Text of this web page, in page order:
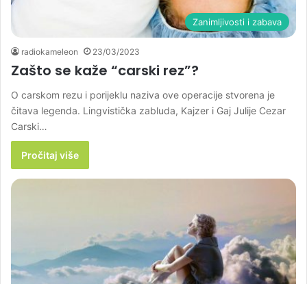
Zanimljivosti i zabava
radiokameleon 23/03/2023
Zašto se kaže “carski rez”?
O carskom rezu i porijeklu naziva ove operacije stvorena je
čitava legenda. Lingvistička zabluda, Kajzer i Gaj Julije Cezar
Carski…
Pročitaj više